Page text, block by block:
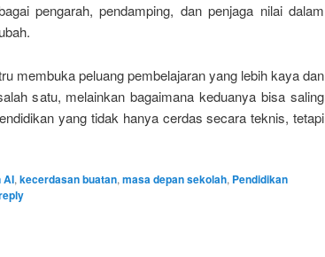
pengarah, pendamping, dan penjaga nilai dalam
membuka peluang pembelajaran yang lebih kaya dan
satu, melainkan bagaimana keduanya bisa saling
yang tidak hanya cerdas secara teknis, tetapi
AI, kecerdasan buatan, masa depan sekolah, Pendidikan